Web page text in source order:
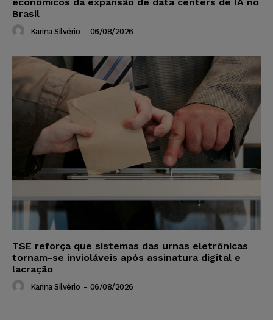
Brasil
Karina Silvério - 06/08/2026
TSE reforça que sistemas das urnas eletrônicas
tornam-se invioláveis após assinatura digital e
lacração
Karina Silvério - 06/08/2026